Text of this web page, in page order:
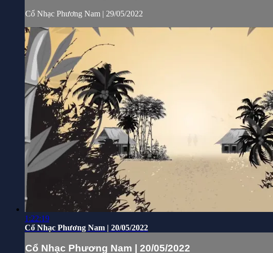
Cổ Nhạc Phương Nam | 29/05/2022
1:22:19
Cổ Nhạc Phương Nam | 20/05/2022
Cổ Nhạc Phương Nam | 20/05/2022